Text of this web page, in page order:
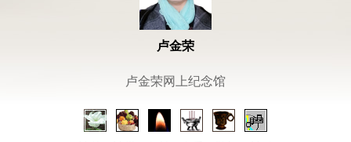
卢金荣
卢金荣网上纪念馆